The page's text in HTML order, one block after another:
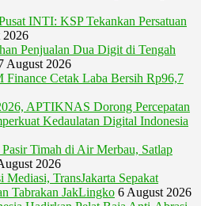
INTI: KSP Tekankan Persatuan
2026
Penjualan Dua Digit di Tengah
August 2026
Finance Cetak Laba Bersih Rp96,7
APTIKNAS Dorong Percepatan
Kedaulatan Digital Indonesia
Timah di Air Merbau, Satlap
2026
TransJakarta Sepakat
Tabrakan JakLingko 6 August 2026